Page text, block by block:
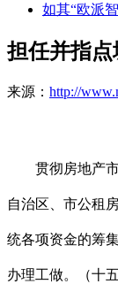
如其“欧派
担任并指
来源： http://
贯彻房地产市
自治区、市公租
统各项资金的筹
办理工做。（十